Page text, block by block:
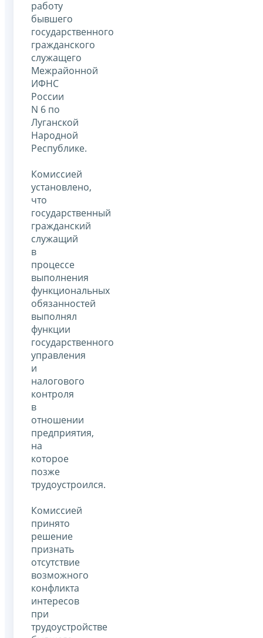
работу
бывшего
государственного
гражданского
служащего
Межрайонной
ИФНС
России
N 6 по
Луганской
Народной
Республике.
Комиссией
установлено,
что
государственный
гражданский
служащий
в
процессе
выполнения
функциональных
обязанностей
выполнял
функции
государственного
управления
и
налогового
контроля
в
отношении
предприятия,
на
которое
позже
трудоустроился.
Комиссией
принято
решение
признать
отсутствие
возможного
конфликта
интересов
при
трудоустройстве